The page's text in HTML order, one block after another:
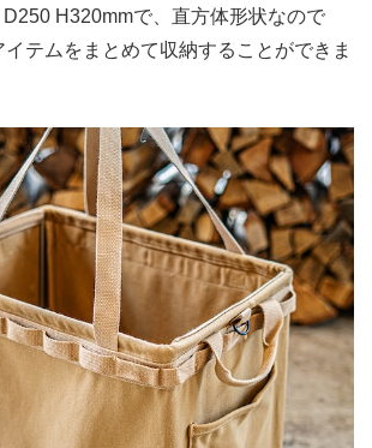
H320mmで、直方体形状なので
テムをまとめて収納することができま